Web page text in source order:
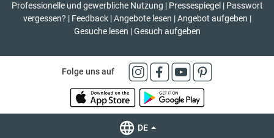
Professionelle und gewerbliche Nutzung | Pressespiegel | Passwort
vergessen? | Feedback | Angebote lesen | Angebot aufgeben |
Gesuche lesen | Gesuch aufgeben
Folge uns auf
DE